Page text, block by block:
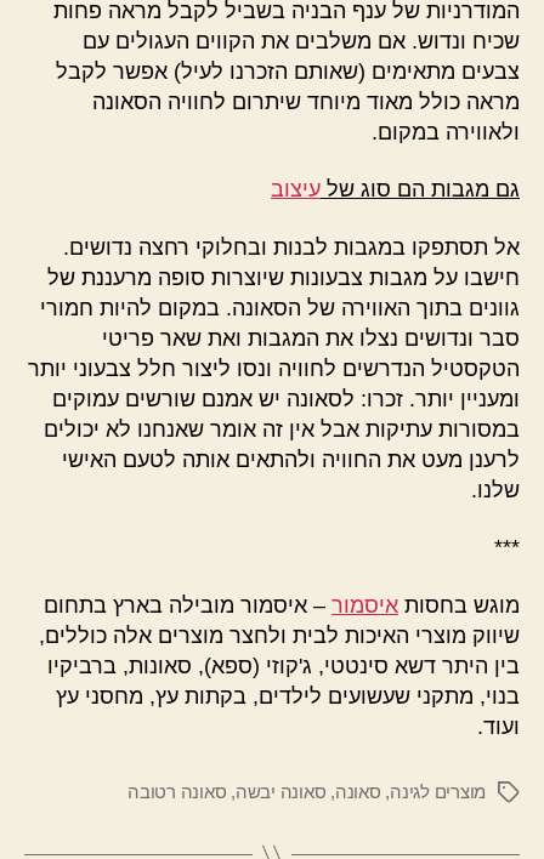
המודרניות של ענף הבניה בשביל לקבל מראה פחות
שכיח ונדוש. אם משלבים את הקווים העגולים עם
צבעים מתאימים (שאותם הזכרנו לעיל) אפשר לקבל
מראה כולל מאוד מיוחד שיתרום לחוויה הסאונה
ולאווירה במקום.
גם מגבות הם סוג של עיצוב
אל תסתפקו במגבות לבנות ובחלוקי רחצה נדושים.
חישבו על מגבות צבעונות שיוצרות סופה מרעננת של
גוונים בתוך האווירה של הסאונה. במקום להיות חמורי
סבר ונדושים נצלו את המגבות ואת שאר פריטי
הטקסטיל הנדרשים לחוויה ונסו ליצור חלל צבעוני יותר
ומעניין יותר. זכרו: לסאונה יש אמנם שורשים עמוקים
במסורות עתיקות אבל אין זה אומר שאנחנו לא יכולים
לרענן מעט את החוויה ולהתאים אותה לטעם האישי
שלנו.
***
מוגש בחסות איסמור – איסמור מובילה בארץ בתחום
שיווק מוצרי האיכות לבית ולחצר מוצרים אלה כוללים,
בין היתר דשא סינטטי, ג'קוזי (ספא), סאונות, ברביקיו
בנוי, מתקני שעשועים לילדים, בקתות עץ, מחסני עץ
ועוד.
תגיותמוצרים לגינה, סאונה, סאונה יבשה, סאונה רטובה